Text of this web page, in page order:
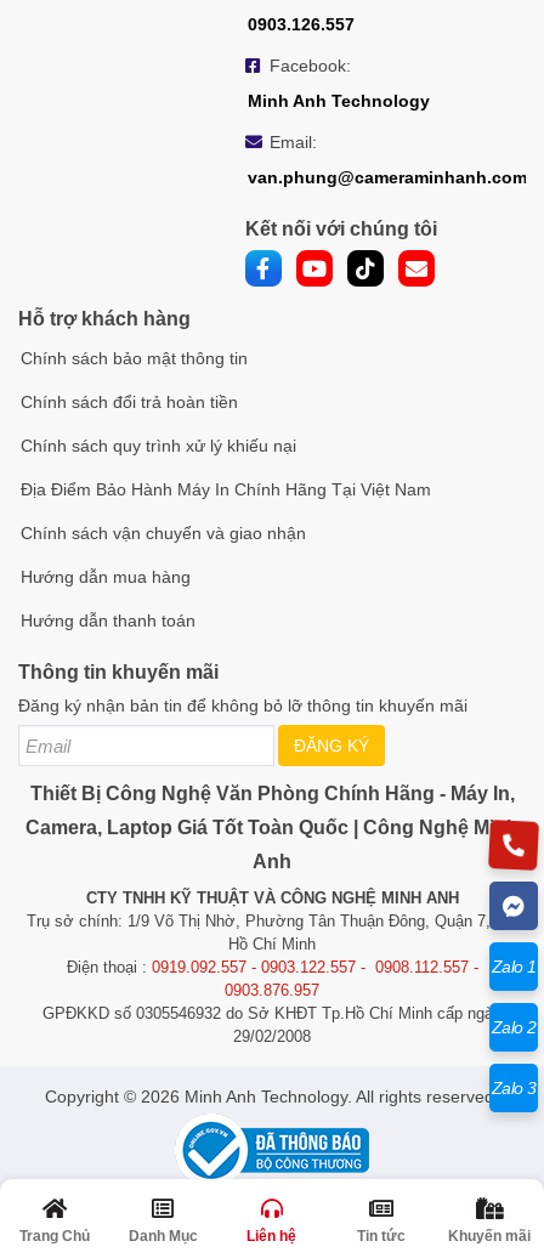
0903.126.557
Facebook:
Minh Anh Technology
Email:
van.phung@cameraminhanh.com
Kết nối với chúng tôi
Hỗ trợ khách hàng
Chính sách bảo mật thông tin
Chính sách đổi trả hoàn tiền
Chính sách quy trình xử lý khiếu nại
Địa Điểm Bảo Hành Máy In Chính Hãng Tại Việt Nam
Chính sách vận chuyển và giao nhận
Hướng dẫn mua hàng
Hướng dẫn thanh toán
Thông tin khuyến mãi
Đăng ký nhận bản tin để không bỏ lỡ thông tin khuyến mãi
ĐĂNG KÝ
Thiết Bị Công Nghệ Văn Phòng Chính Hãng - Máy In,
Camera, Laptop Giá Tốt Toàn Quốc | Công Nghệ Minh
Anh
CTY TNHH KỸ THUẬT VÀ CÔNG NGHỆ MINH ANH
Trụ sở chính: 1/9 Võ Thị Nhờ, Phường Tân Thuận Đông, Quận 7, TP.
Hồ Chí Minh
Điện thoại : 0919.092.557 - 0903.122.557 - 0908.112.557 -
0903.876.957
GPĐKKD số 0305546932 do Sở KHĐT Tp.Hồ Chí Minh cấp ngày
29/02/2008
​​​​​​Copyright © 2026 Minh Anh Technology. All rights reserved.
© Bản quyền thuộc về Công Nghệ Minh Anh | Cung cấp bởi
Quảng Cáo Siêu
Tốc
Trang Chủ Danh Mục Liên hệ Tin tức Khuyến mãi
Zalo 1
Zalo 2
Zalo 3